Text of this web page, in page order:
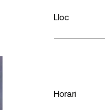
Lloc
Horari